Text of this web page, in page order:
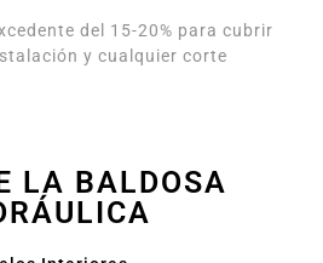
del 15-20% para cubrir
y cualquier corte
LA BALDOSA